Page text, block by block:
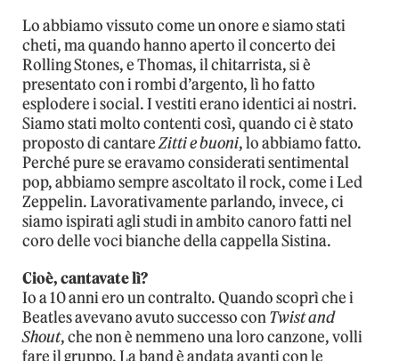
Lo abbiamo vissuto come un onore e siamo stati
cheti, ma quando hanno aperto il concerto dei
Rolling Stones, e Thomas, il chitarrista, si è
presentato con i rombi d’argento, lì ho fatto
esplodere i social. I vestiti erano identici ai nostri.
Siamo stati molto contenti così, quando ci è stato
proposto di cantareZitti e buoni, lo abbiamo fatto.
Perché pure se eravamo considerati sentimental
pop, abbiamo sempre ascoltato il rock, come i Led
Zeppelin. Lavorativamente parlando, invece, ci
siamo ispirati agli studi in ambito canoro fatti nel
coro delle voci bianche della cappella Sistina.
Cioè, cantavate lì?
Io a 10 anni ero un contralto. Quando scoprì che i
Beatles avevano avuto successo conTwist and
Shout, che non è nemmeno una loro canzone, volli
fare il gruppo. La band è andata avanti con le